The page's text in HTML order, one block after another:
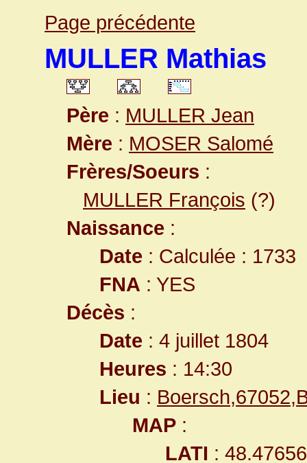
Page précédente
MULLER Mathias
Père : MULLER Jean
Mère : MOSER Salomé
Frères/Soeurs :
MULLER François (?)
Naissance :
Date : Calculée : 1733
FNA : YES
Décès :
Date : 4 juillet 1804
Heures : 14:30
Lieu :
MAP :
LATI :